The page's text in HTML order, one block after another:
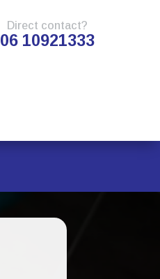
Direct contact?
06 10921333